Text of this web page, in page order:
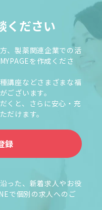
ください
、製薬関連企業での活
を作成くださ
講座などさまざまな福
ございます。
くと、さらに安心・充
だけます。
録
った、新着求人やお役
で個別の求人へのご